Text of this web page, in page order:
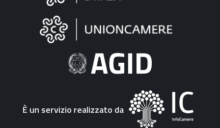
"Fattura
Elettronica"
È un servizio realizzato da